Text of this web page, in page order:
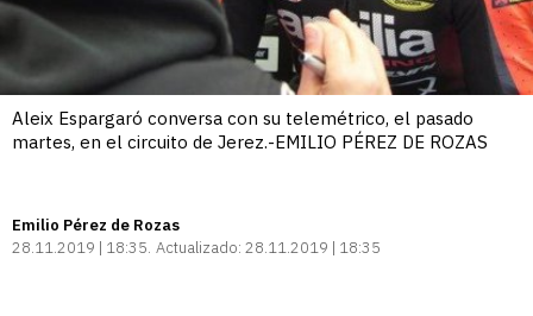
Aleix Espargaró conversa con su telemétrico, el pasado
martes, en el circuito de Jerez.-EMILIO PÉREZ DE ROZAS
Emilio Pérez de Rozas
28.11.2019 | 18:35 Actualizado: 28.11.2019 | 18:35